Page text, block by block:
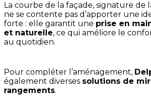
La courbe de la façade, signature de
ne se contente pas d’apporter une
forte : elle garantit une prise en
et naturelle, ce qui améliore le
au quotidien.
Pour compléter l’aménagement,
également diverses solutions de
rangements.